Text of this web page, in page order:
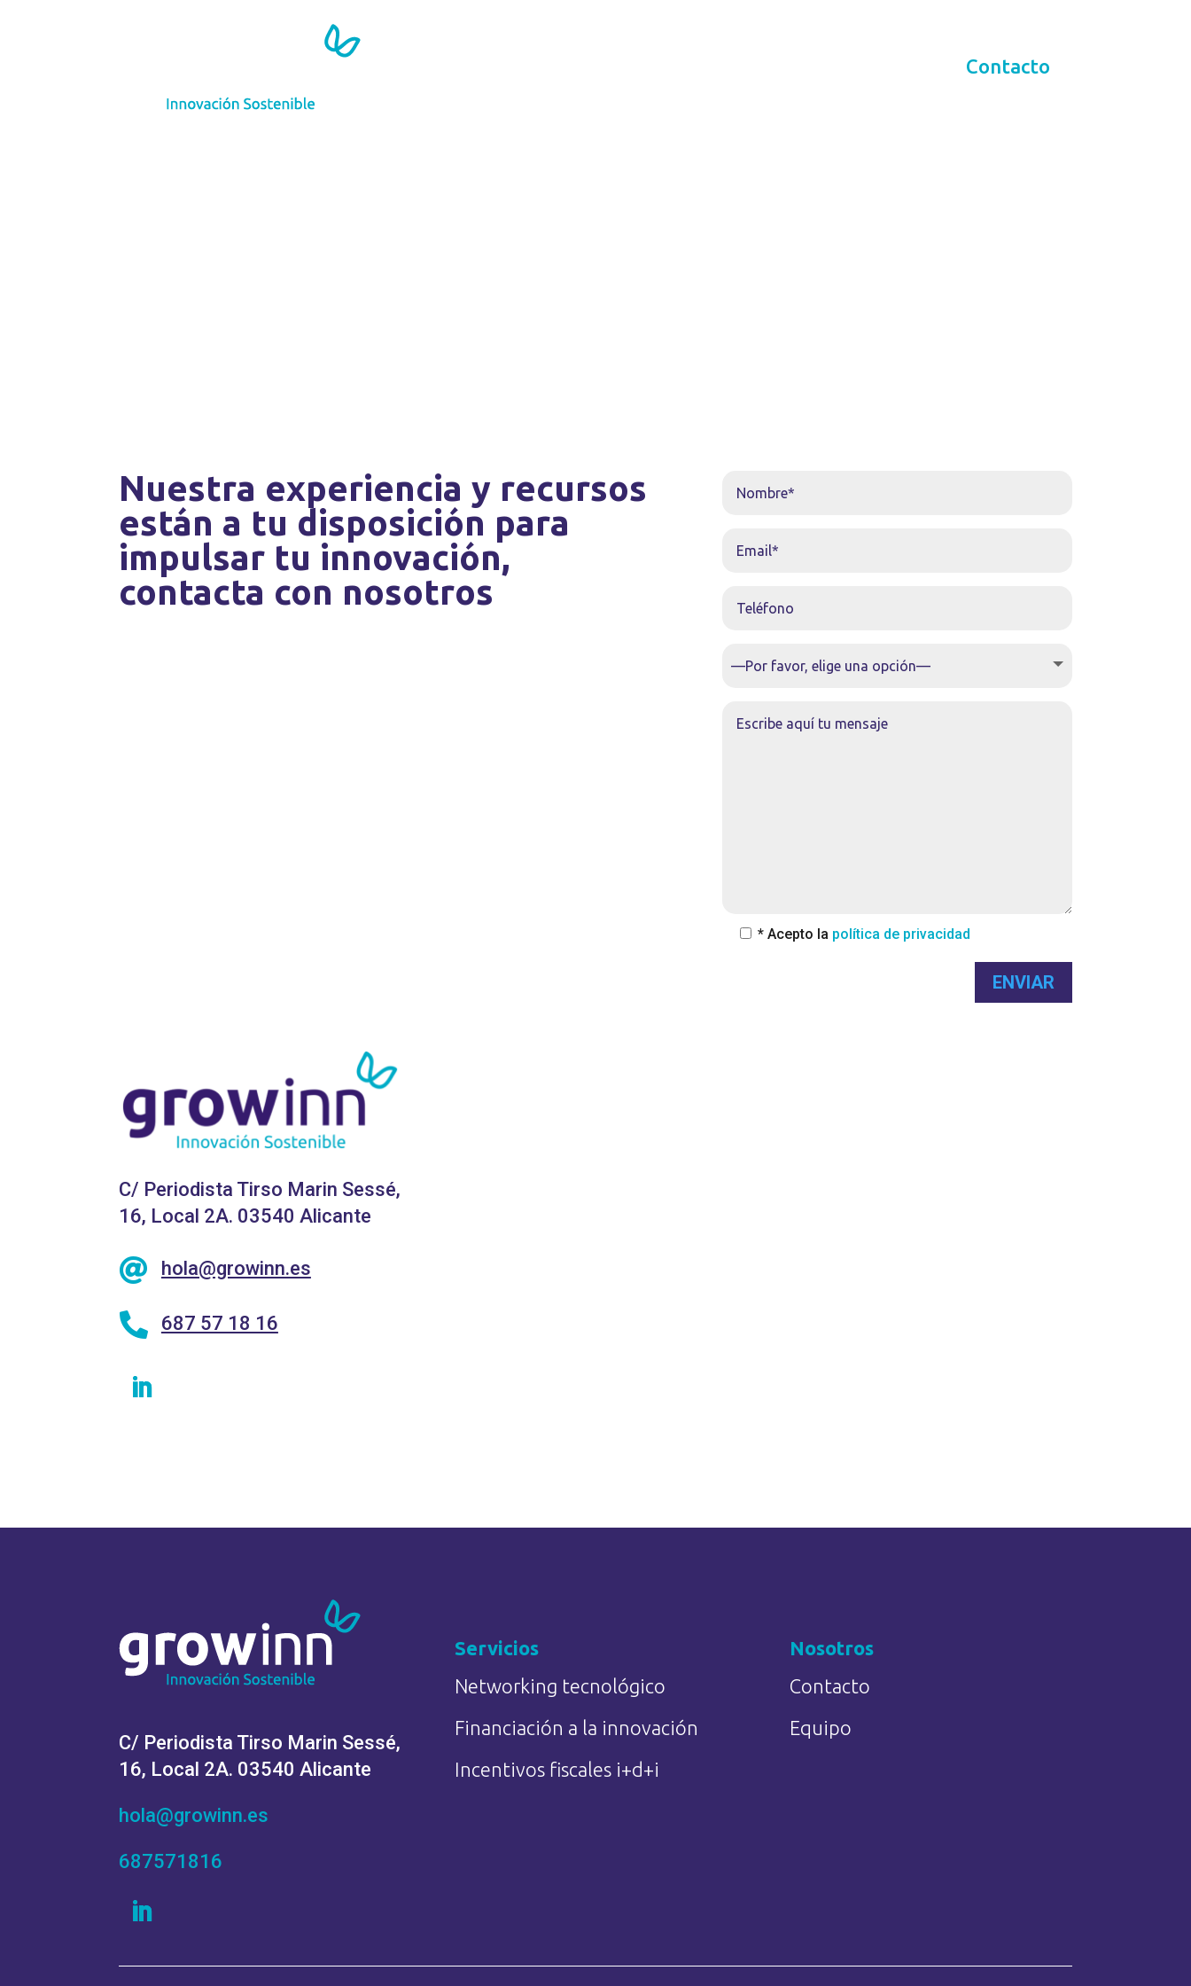
Contacto
Nuestra experiencia y recursos
están a tu disposición para
impulsar tu innovación,
contacta con nosotros
* Acepto la política de privacidad
ENVIAR
C/ Periodista Tirso Marin Sessé,
16, Local 2A. 03540 Alicante
 hola@growinn.es
 687 57 18 16
C/ Periodista Tirso Marin Sessé,
16, Local 2A. 03540 Alicante
hola@growinn.es
687571816
Servicios
Networking tecnológico
Financiación a la innovación
Incentivos fiscales i+d+i
Nosotros
Contacto
Equipo